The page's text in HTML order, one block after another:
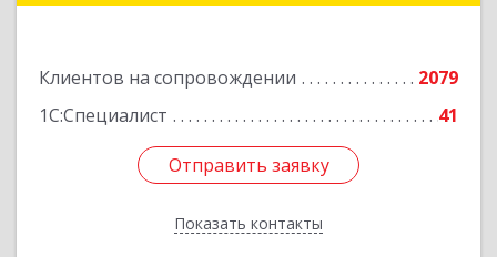
Клиентов на сопровождении
2079
1С:Специалист
41
Отправить заявку
Показать контакты
Отправить заявку
Назад